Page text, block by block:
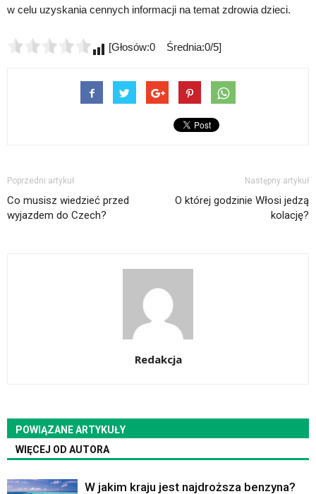
w celu uzyskania cennych informacji na temat zdrowia dzieci.
[Głosów:0 Średnia:0/5]
Poprzedni artykuł
Co musisz wiedzieć przed
wyjazdem do Czech?
Następny artykuł
O której godzinie Włosi jedzą
kolację?
Redakcja
POWIĄZANE ARTYKUŁY
WIĘCEJ OD AUTORA
W jakim kraju jest najdroższa benzyna?